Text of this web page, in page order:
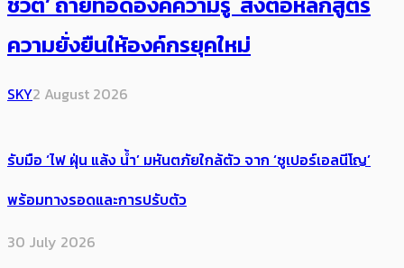
ความยั่งยืนให้องค์กรยุคใหม่
SKY2 August 2026
รับมือ ‘ไฟ ฝุ่น แล้ง น้ำ’ มหันตภัยใกล้ตัว จาก ‘ซูเปอร์เอลนีโญ’
พร้อมทางรอดและการปรับตัว
30 July 2026